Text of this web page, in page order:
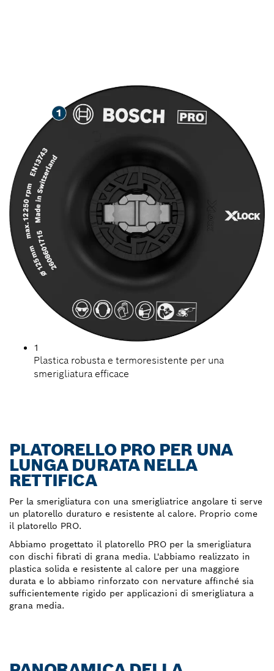
1
Plastica robusta e termoresistente per una
smerigliatura efficace
PLATORELLO PRO PER UNA
LUNGA DURATA NELLA
RETTIFICA
Per la smerigliatura con una smerigliatrice angolare ti serve
un platorello duraturo e resistente al calore. Proprio come
il platorello PRO.
Abbiamo progettato il platorello PRO per la smerigliatura
con dischi fibrati di grana media. L'abbiamo realizzato in
plastica solida e resistente al calore per una maggiore
durata e lo abbiamo rinforzato con nervature affinché sia
sufficientemente rigido per applicazioni di smerigliatura a
grana media.